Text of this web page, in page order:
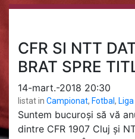
CFR SI NTT
BRAT SPRE
14-mart.-2018 20:30
listat in Campionat, Fotbal , Liga
Suntem bucuroși să vă
dintre CFR 1907 Cluj și